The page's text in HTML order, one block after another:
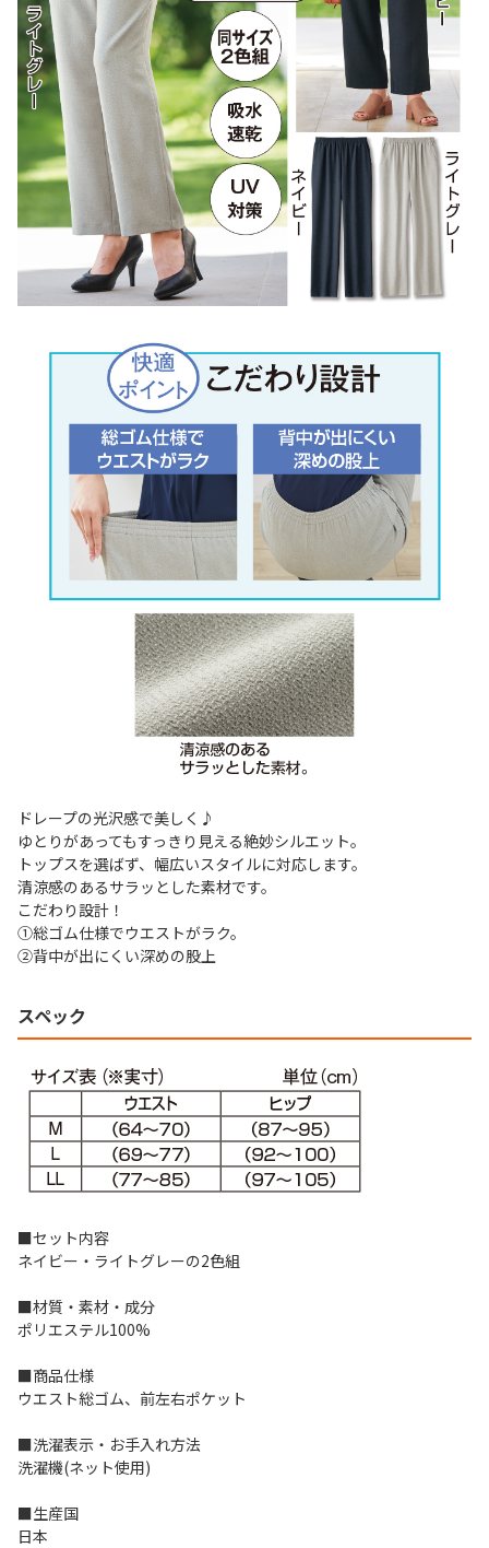
ドレープの光沢感で美しく♪
ゆとりがあってもすっきり見える絶妙シルエット。
トップスを選ばず、幅広いスタイルに対応します。
清涼感のあるサラッとした素材です。
こだわり設計！
①総ゴム仕様でウエストがラク。
②背中が出にくい深めの股上
スペック
■セット内容
ネイビー・ライトグレーの2色組
■材質・素材・成分
ポリエステル100%
■商品仕様
ウエスト総ゴム、前左右ポケット
■洗濯表示・お手入れ方法
洗濯機(ネット使用)
■生産国
日本